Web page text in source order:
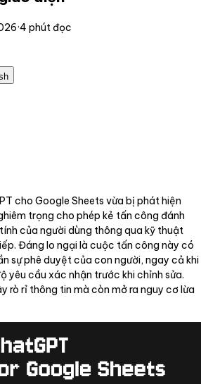
·4 phút đọc
cho Google Sheets vừa bị phát hiện
trọng cho phép kẻ tấn công đánh
của người dùng thông qua kỹ thuật
Đáng lo ngại là cuộc tấn công này có
sự phê duyệt của con người, ngay cả khi
yêu cầu xác nhận trước khi chỉnh sửa.
rò rỉ thông tin mà còn mở ra nguy cơ lừa